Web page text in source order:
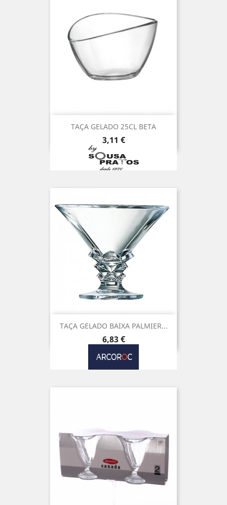
TAÇA GELADO 25CL BETA
Preço
3,11 €
TAÇA GELADO BAIXA PALMIER...
Preço
6,83 €